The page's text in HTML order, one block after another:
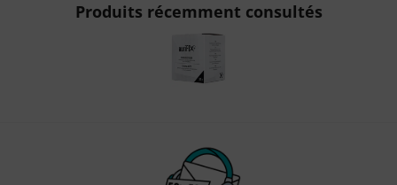
Produits récemment consultés